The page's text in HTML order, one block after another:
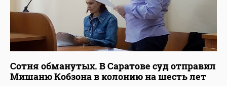
Сотня обманутых. В Саратове суд отправил
Мишаню Кобзона в колонию на шесть лет